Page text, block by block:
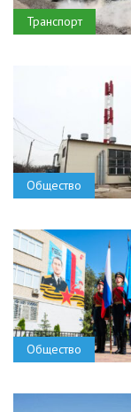
Транспорт
Общество
Общество